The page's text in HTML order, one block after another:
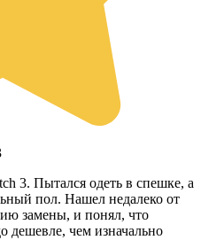
3. Пытался одеть в спешке, а
пол. Нашел недалеко от
замены, и понял, что
дешевле, чем изначально